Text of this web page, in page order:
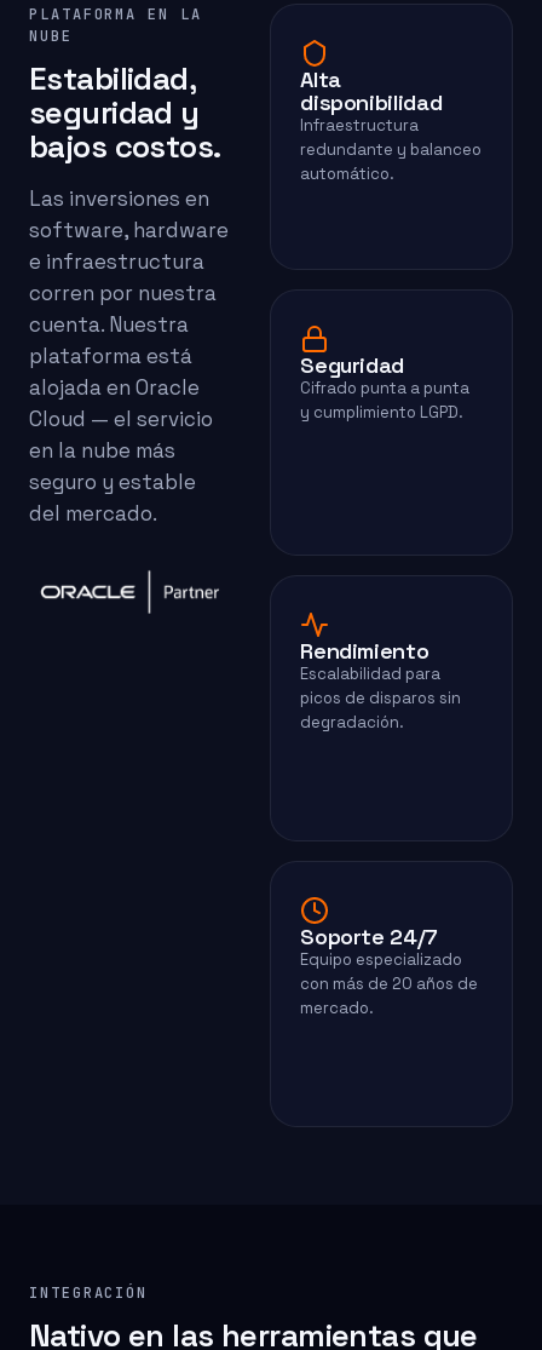
PLATAFORMA EN LA
NUBE
Estabilidad,
seguridad y
bajos costos.
Las inversiones en
software, hardware
e infraestructura
corren por nuestra
cuenta. Nuestra
plataforma está
alojada en Oracle
Cloud — el servicio
en la nube más
seguro y estable
del mercado.
Alta
disponibilidad
Infraestructura
redundante y balanceo
automático.
Seguridad
Cifrado punta a punta
y cumplimiento LGPD.
Rendimiento
Escalabilidad para
picos de disparos sin
degradación.
Soporte 24/7
Equipo especializado
con más de 20 años de
mercado.
INTEGRACIÓN
Nativo en las herramientas que